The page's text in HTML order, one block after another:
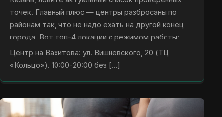
точек. Главный плюс — центры разбросаны по
районам так, что не надо ехать на другой конец
города. Вот топ-4 локации с режимом работы:
Центр на Вахитова: ул. Вишневского, 20 (ТЦ
«Кольцо»). 10:00-20:00 без […]